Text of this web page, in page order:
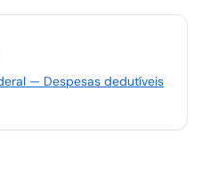
— Despesas dedutíveis